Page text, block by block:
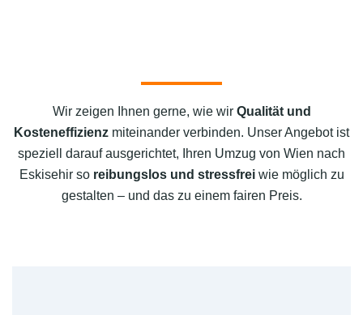
Wir zeigen Ihnen gerne, wie wir Qualität und
Kosteneffizienz miteinander verbinden. Unser Angebot ist
speziell darauf ausgerichtet, Ihren Umzug von Wien nach
Eskisehir so reibungslos und stressfreiwie möglich zu
gestalten – und das zu einem fairen Preis.